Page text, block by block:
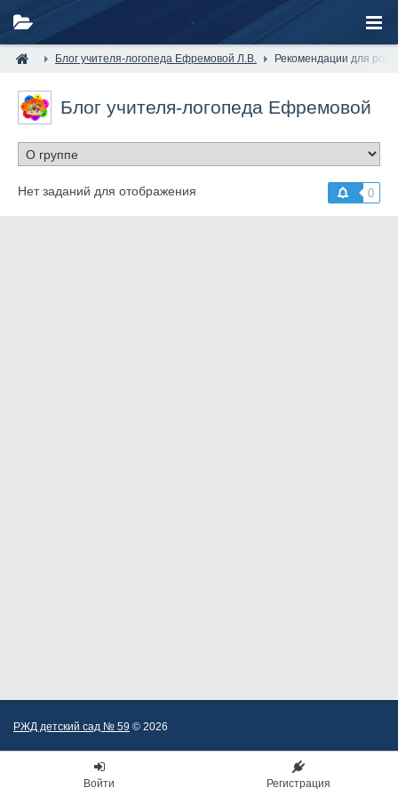
Блог учителя-логопеда Ефремовой Л.В. Рекомендации для
Блог учителя-логопеда Ефремовой
Л.В./ Рекомендации для родителей
0
Нет заданий для отображения
РЖД детский сад № 59 © 2026
Войти Регистрация